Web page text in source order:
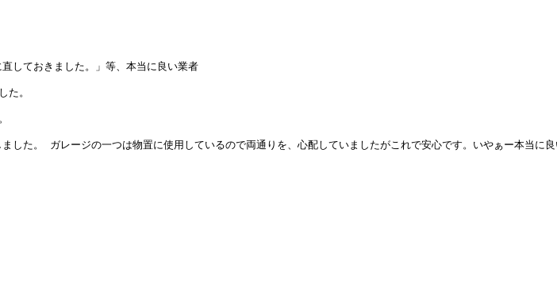
しておきました。」等、本当に良い業者
た。